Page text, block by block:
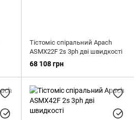
Тістоміс спіральний Apach
ASMX22F 2s 3ph дві швидкості
68 108 грн